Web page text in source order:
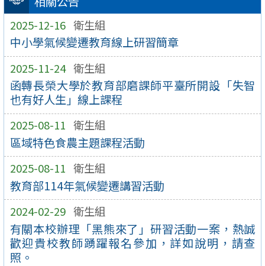
2025-12-16 衛生組
中小學氣候變遷教育線上研習簡章
2025-11-24 衛生組
函轉長榮大學於教育部磨課師平臺所開設「失智
也有好人生」線上課程
2025-08-11 衛生組
區域特色食農主題課程活動
2025-08-11 衛生組
教育部114年氣候變遷講習活動
2024-02-29 衛生組
有關本校辦理「黑熊來了」研習活動一案，熱誠
歡迎貴校教師踴躍報名參加，詳如說明，請查
照。